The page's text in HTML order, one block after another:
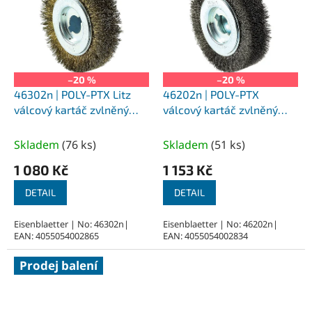
–20 %
46302n | POLY-PTX Litz
válcový kartáč zvlněný
uchycení perodrážka 19
Skladem (76 ks)
1 080 Kč
DETAIL
Eisenblaetter | No: 46302n|
EAN: 4055054002865
–20 %
46202n | POLY-PTX
válcový kartáč zvlněný
100x25 mm, uchycení
perodrážka 19 mm
Skladem (51 ks)
1 153 Kč
DETAIL
Eisenblaetter | No: 46202n|
EAN: 4055054002834
Prodej balení